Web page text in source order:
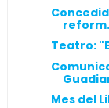
Teatro:
Mes del